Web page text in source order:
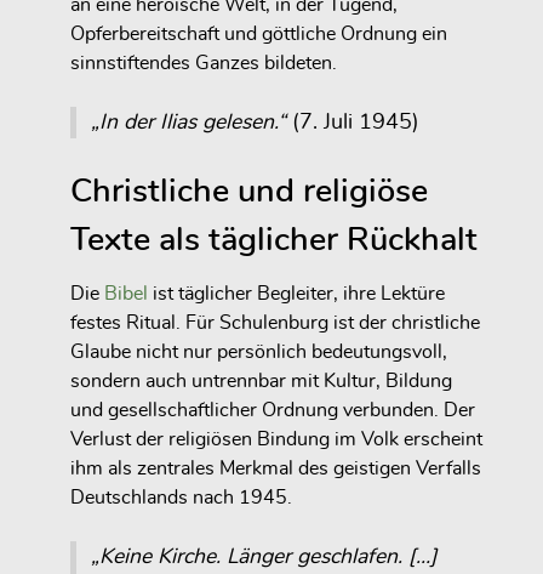
an eine heroische Welt, in der Tugend,
Opferbereitschaft und göttliche Ordnung ein
sinnstiftendes Ganzes bildeten.
„In der Ilias gelesen.“(7. Juli 1945)
Christliche und religiöse
Texte als täglicher Rückhalt
Die Bibel ist täglicher Begleiter, ihre Lektüre
festes Ritual. Für Schulenburg ist der christliche
Glaube nicht nur persönlich bedeutungsvoll,
sondern auch untrennbar mit Kultur, Bildung
und gesellschaftlicher Ordnung verbunden. Der
Verlust der religiösen Bindung im Volk erscheint
ihm als zentrales Merkmal des geistigen Verfalls
Deutschlands nach 1945.
„Keine Kirche. Länger geschlafen. […]